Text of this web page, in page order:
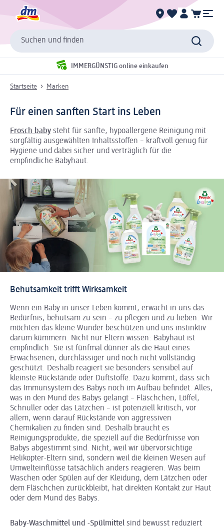
Suchen und finden
IMMERGÜNSTIG online einkaufen
Startseite Marken
Für einen sanften Start ins Leben
Frosch baby steht für sanfte, hypoallergene Reinigung mit
sorgfältig ausgewählten Inhaltsstoffen – kraftvoll genug für
Hygiene und dabei sicher und verträglich für die
empfindliche Babyhaut.
Behutsamkeit trifft Wirksamkeit
Wenn ein Baby in unser Leben kommt, erwacht in uns das
Bedürfnis, behutsam zu sein – zu pflegen und zu lieben. Wir
möchten das kleine Wunder beschützen und uns instinktiv
darum kümmern. Nicht nur Eltern wissen: Babyhaut ist
empfindlich. Sie ist fünfmal dünner als die Haut eines
Erwachsenen, durchlässiger und noch nicht vollständig
geschützt. Deshalb reagiert sie besonders sensibel auf
kleinste Rückstände oder Duftstoffe. Dazu kommt, dass sich
das Immunsystem des Babys noch im Aufbau befindet. Alles,
was in den Mund des Babys gelangt – Fläschchen, Löffel,
Schnuller oder das Lätzchen – ist potenziell kritisch, vor
allem, wenn darauf Rückstände von aggressiven
Chemikalien zu finden sind. Deshalb braucht es
Reinigungsprodukte, die speziell auf die Bedürfnisse von
Babys abgestimmt sind. Nicht, weil wir übervorsichtige
Helikopter-Eltern sind, sondern weil die kleinen Wesen auf
Umwelteinflüsse tatsächlich anders reagieren. Was beim
Waschen oder Spülen auf der Kleidung, dem Lätzchen oder
dem Fläschchen zurückbleibt, hat direkten Kontakt zur Haut
oder dem Mund des Babys.
Baby-Waschmittel und -Spülmittel sind bewusst reduziert